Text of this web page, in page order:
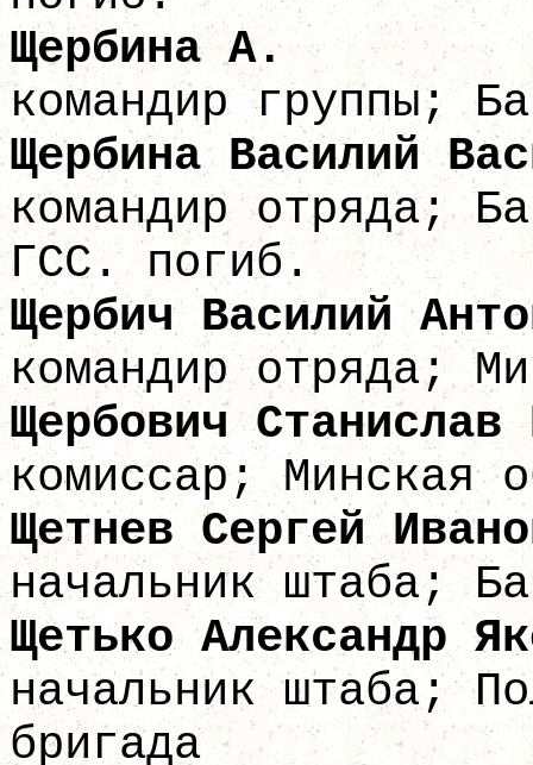
командир группы;
Щербина
командир отряда;
ГСС. погиб.
Щербич
командир отряда;
Щербович
комиссар; Минская
Щетнев
начальник штаба;
Щетько
начальник штаба;
бригада